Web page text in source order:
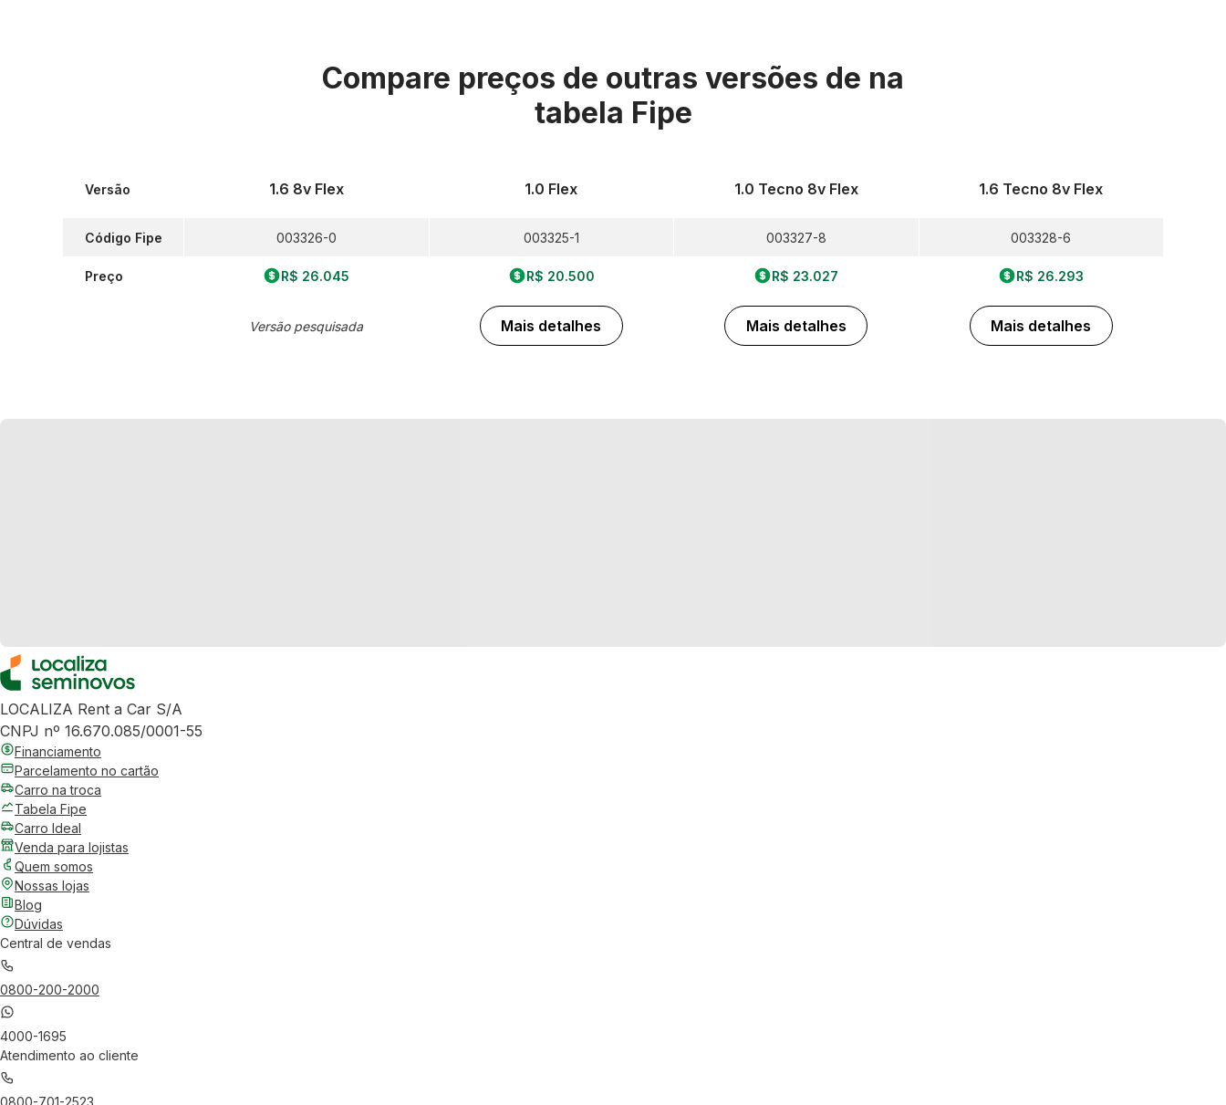
Compare preços de outras versões de na
tabela Fipe
Versão
Código Fipe
Preço
1.6 8v Flex
003326-0
R$ 26.045
Versão pesquisada
1.0 Flex
003325-1
R$ 20.500
Mais detalhes
1.0 Tecno 8v Flex
003327-8
R$ 23.027
Mais detalhes
1.6 Tecno 8v Flex
003328-6
R$ 26.293
Mais detalhes
LOCALIZA Rent a Car S/A
CNPJ nº 16.670.085/0001-55
Financiamento
Parcelamento no cartão
Carro na troca
Tabela Fipe
Carro Ideal
Venda para lojistas
Quem somos
Nossas lojas
Blog
Dúvidas
Central de vendas
0800-200-2000
4000-1695
Atendimento ao cliente
0800-701-2523